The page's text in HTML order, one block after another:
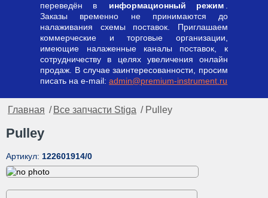
переведён в
информационный режим
Заказы временно не принимаются до
налаживания схемы поставок. Приглашаем
коммерческие и торговые организации,
имеющие налаженные каналы поставок, к
сотрудничеству в целях увеличения онлайн
продаж. В случае заинтересованности, просим
писать на e-mail:admin@premium-instrument.ru
Главная / Все запчасти Stiga / Pulley
Pulley
Артикул: 122601914/0